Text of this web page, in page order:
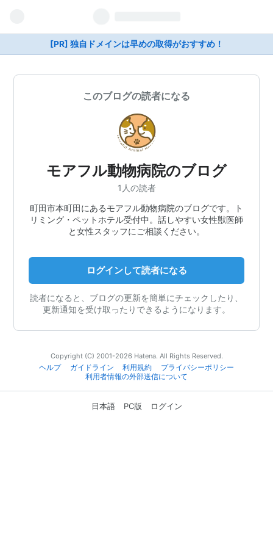
[PR] 独自ドメインは早めの取得がおすすめ！
このブログの読者になる
モアフル動物病院のブログ
1人の読者
町田市本町田にあるモアフル動物病院のブログです。ト
リミング・ペットホテル受付中。話しやすい女性獣医師
と女性スタッフにご相談ください。
ログインして読者になる
読者になると、ブログの更新を簡単にチェックしたり、
更新通知を受け取ったりできるようになります。
Copyright (C) 2001-2026 Hatena. All Rights Reserved.
ヘルプ
ガイドライン 利用規約
プライバシーポリシー
利用者情報の外部送信について
日本語 PC版 ログイン